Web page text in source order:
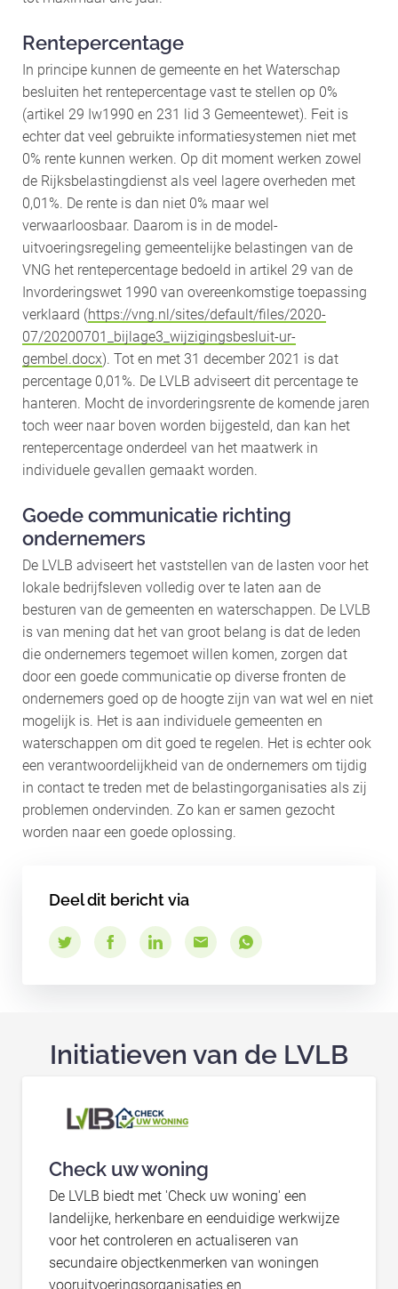
Rentepercentage
In principe kunnen de gemeente en het Waterschap
besluiten het rentepercentage vast te stellen op 0%
(artikel 29 Iw1990 en 231 lid 3 Gemeentewet). Feit is
echter dat veel gebruikte informatiesystemen niet met
0% rente kunnen werken. Op dit moment werken zowel
de Rijksbelastingdienst als veel lagere overheden met
0,01%. De rente is dan niet 0% maar wel
verwaarloosbaar. Daarom is in de model-
uitvoeringsregeling gemeentelijke belastingen van de
VNG het rentepercentage bedoeld in artikel 29 van de
Invorderingswet 1990 van overeenkomstige toepassing
verklaard (https://vng.nl/sites/default/files/2020-
07/20200701_bijlage3_wijzigingsbesluit-ur-
gembel.docx). Tot en met 31 december 2021 is dat
percentage 0,01%. De LVLB adviseert dit percentage te
hanteren. Mocht de invorderingsrente de komende jaren
toch weer naar boven worden bijgesteld, dan kan het
rentepercentage onderdeel van het maatwerk in
individuele gevallen gemaakt worden.
Goede communicatie richting
ondernemers
De LVLB adviseert het vaststellen van de lasten voor het
lokale bedrijfsleven volledig over te laten aan de
besturen van de gemeenten en waterschappen. De LVLB
is van mening dat het van groot belang is dat de leden
die ondernemers tegemoet willen komen, zorgen dat
door een goede communicatie op diverse fronten de
ondernemers goed op de hoogte zijn van wat wel en niet
mogelijk is. Het is aan individuele gemeenten en
waterschappen om dit goed te regelen. Het is echter ook
een verantwoordelijkheid van de ondernemers om tijdig
in contact te treden met de belastingorganisaties als zij
problemen ondervinden. Zo kan er samen gezocht
worden naar een goede oplossing.
Deel dit bericht via
Initiatieven van de LVLB
Check uw woning
De LVLB biedt met 'Check uw woning' een
landelijke, herkenbare en eenduidige werkwijze
voor het controleren en actualiseren van
secundaire objectkenmerken van woningen
vooruitvoeringsorganisaties en